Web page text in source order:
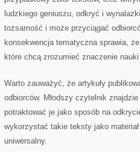
ludzkiego geniuszu, odkryć i
tożsamość i może przyciągać
konsekwencja tematyczna sprawia,
które chcą zrozumieć znaczenie
Warto zauważyć, że artykuły
odbiorców. Młodszy czytelnik
potraktować je jako sposób na
wykorzystać takie teksty jako
uniwersalny.